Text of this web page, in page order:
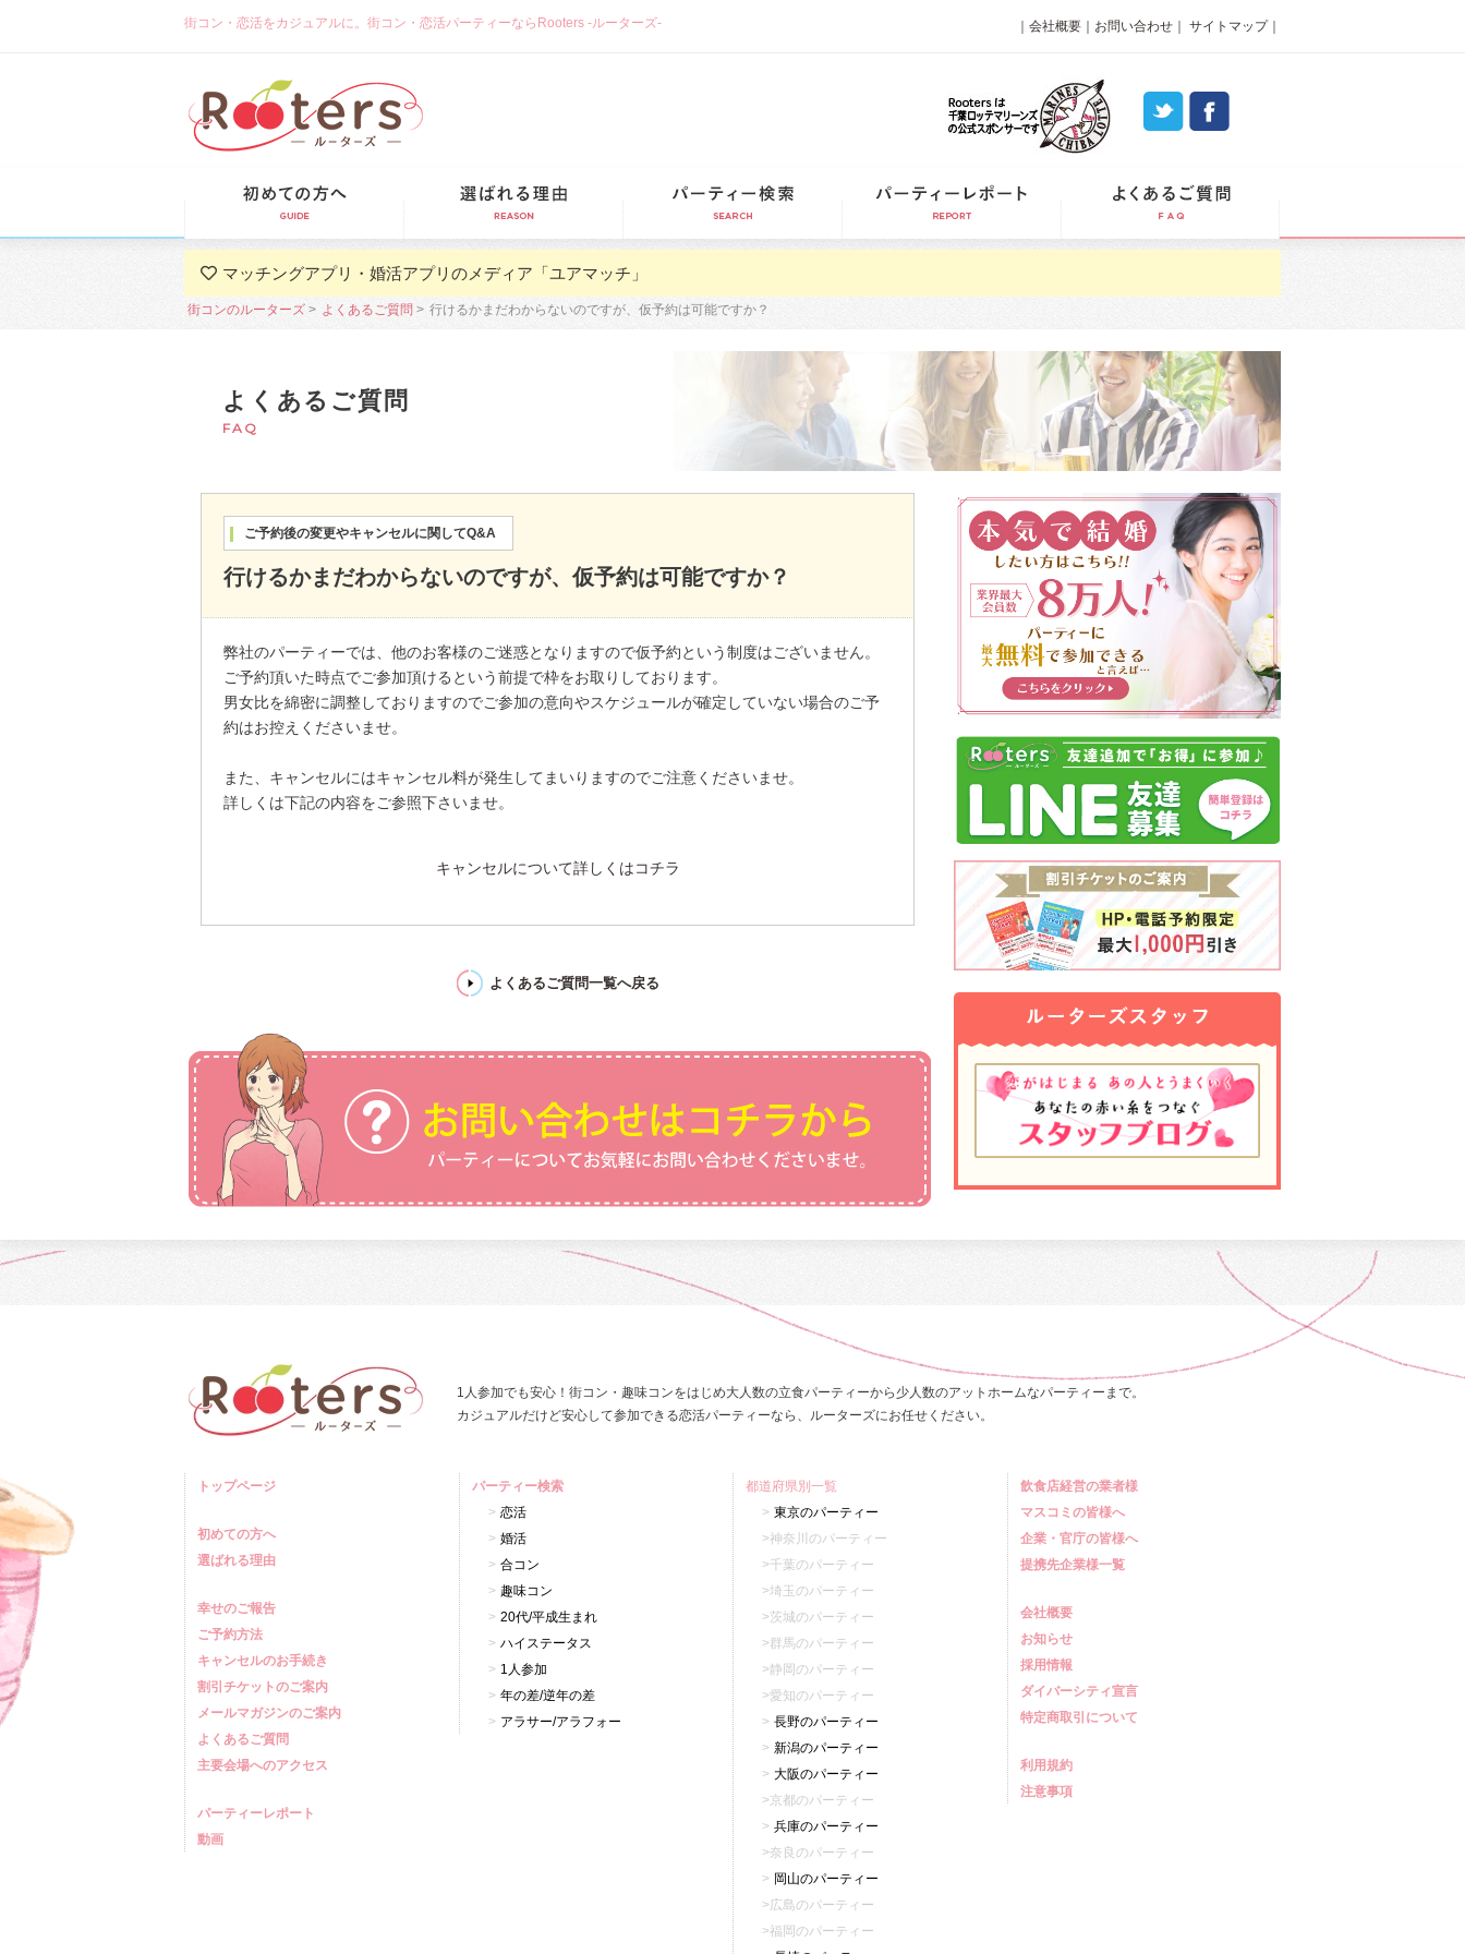
街コン・恋活をカジュアルに。街コン・恋活パーティーならRooters -ルーターズ- 会社概要 お問い合わせ サイトマップ｜
マッチングアプリ・婚活アプリのメディア「ユアマッチ」
街コンのルーターズ よくあるご質問 行けるかまだわからないのですが、仮予約は可能ですか？
よくあるご質問
FAQ
ご予約後の変更やキャンセルに関してQ&A
行けるかまだわからないのですが、仮予約は可能ですか？
弊社のパーティーでは、他のお客様のご迷惑となりますので仮予約という制度はございません。
ご予約頂いた時点でご参加頂けるという前提で枠をお取りしております。
男女比を綿密に調整しておりますのでご参加の意向やスケジュールが確定していない場合のご予
約はお控えくださいませ。
また、キャンセルにはキャンセル料が発生してまいりますのでご注意くださいませ。
詳しくは下記の内容をご参照下さいませ。
キャンセルについて詳しくはコチラ
よくあるご質問一覧へ戻る
1人参加でも安心！街コン・趣味コンをはじめ大人数の立食パーティーから少人数のアットホームなパーティーまで。
カジュアルだけど安心して参加できる恋活パーティーなら、ルーターズにお任せください。
トップページ
初めての方へ
選ばれる理由
幸せのご報告
ご予約方法
キャンセルのお手続き
割引チケットのご案内
メールマガジンのご案内
よくあるご質問
主要会場へのアクセス
パーティーレポート
動画
パーティー検索
恋活
婚活
合コン
趣味コン
20代/平成生まれ
ハイステータス
1人参加
年の差/逆年の差
アラサー/アラフォー
都道府県別一覧
東京のパーティー
神奈川のパーティー
千葉のパーティー
埼玉のパーティー
茨城のパーティー
群馬のパーティー
静岡のパーティー
愛知のパーティー
長野のパーティー
新潟のパーティー
大阪のパーティー
京都のパーティー
兵庫のパーティー
奈良のパーティー
岡山のパーティー
広島のパーティー
福岡のパーティー
飲食店経営の業者様
マスコミの皆様へ
企業・官庁の皆様へ
提携先企業様一覧
会社概要
お知らせ
採用情報
ダイバーシティ宣言
特定商取引について
利用規約
注意事項